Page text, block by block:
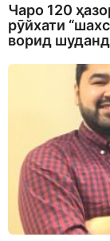
Чаро 120
рӯйхати
ворид шуданд